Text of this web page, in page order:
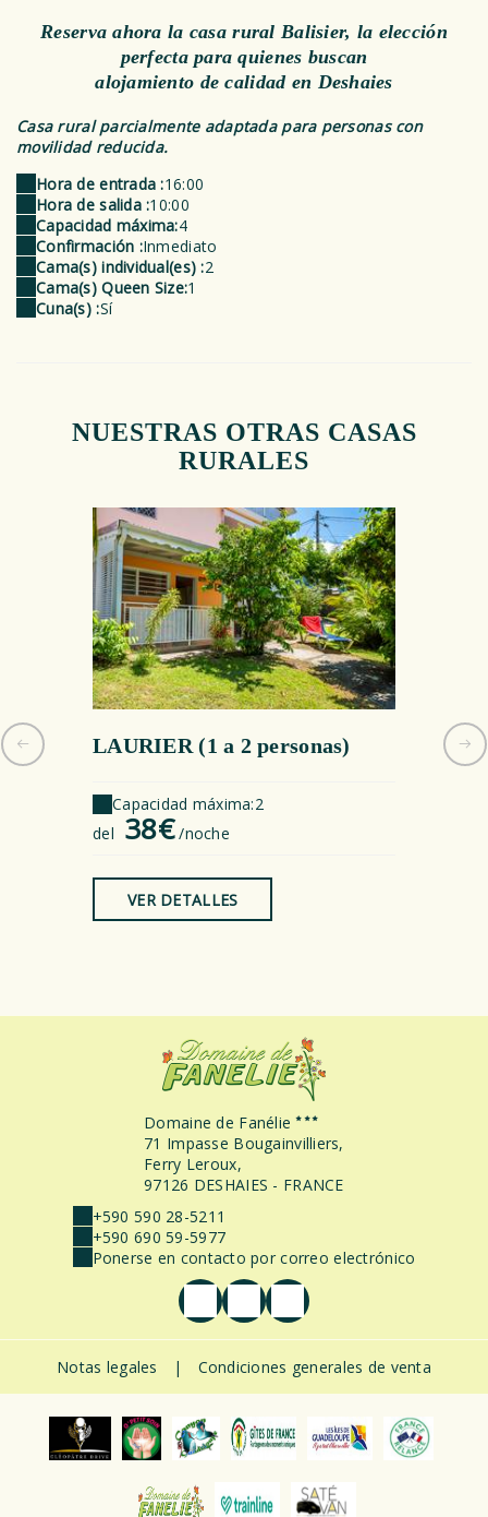
Reserva ahora la casa rural Balisier, la elección
perfecta para quienes buscan
alojamiento de calidad en Deshaies
Casa rural parcialmente adaptada para personas con
movilidad reducida.
Hora de entrada :16:00
Hora de salida :10:00
Capacidad máxima:4
Confirmación :Inmediato
Cama(s) individual(es) :2
Cama(s) Queen Size:1
Cuna(s) :Sí
NUESTRAS OTRAS CASAS
RURALES
LAURIER (1 a 2 personas)
Capacidad máxima:2
del 38€/noche
VER DETALLES
Domaine de Fanélie
71 Impasse Bougainvilliers,
Ferry Leroux,
97126 DESHAIES - FRANCE
+590 590 28-5211
+590 690 59-5977
Ponerse en contacto por correo electrónico
Notas legales | Condiciones generales de venta